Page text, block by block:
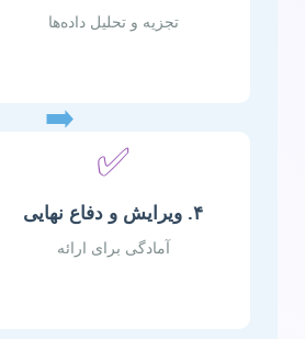
تجزیه و تحلیل داده‌ها
➡️
✅
۴. ویرایش و دفاع نهایی
آمادگی برای ارائه